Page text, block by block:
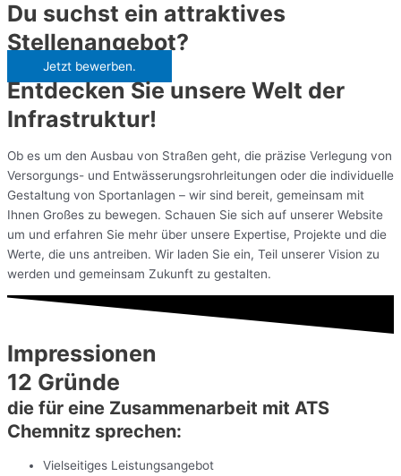
Du suchst ein attraktives
Stellenangebot?
Jetzt bewerben.
Entdecken Sie unsere Welt der
Infrastruktur!
Ob es um den Ausbau von Straßen geht, die präzise Verlegung von
Versorgungs- und Entwässerungsrohrleitungen oder die individuelle
Gestaltung von Sportanlagen – wir sind bereit, gemeinsam mit
Ihnen Großes zu bewegen. Schauen Sie sich auf unserer Website
um und erfahren Sie mehr über unsere Expertise, Projekte und die
Werte, die uns antreiben. Wir laden Sie ein, Teil unserer Vision zu
werden und gemeinsam Zukunft zu gestalten.
Impressionen
12 Gründe
die für eine Zusammenarbeit mit ATS
Chemnitz sprechen:
Vielseitiges Leistungsangebot